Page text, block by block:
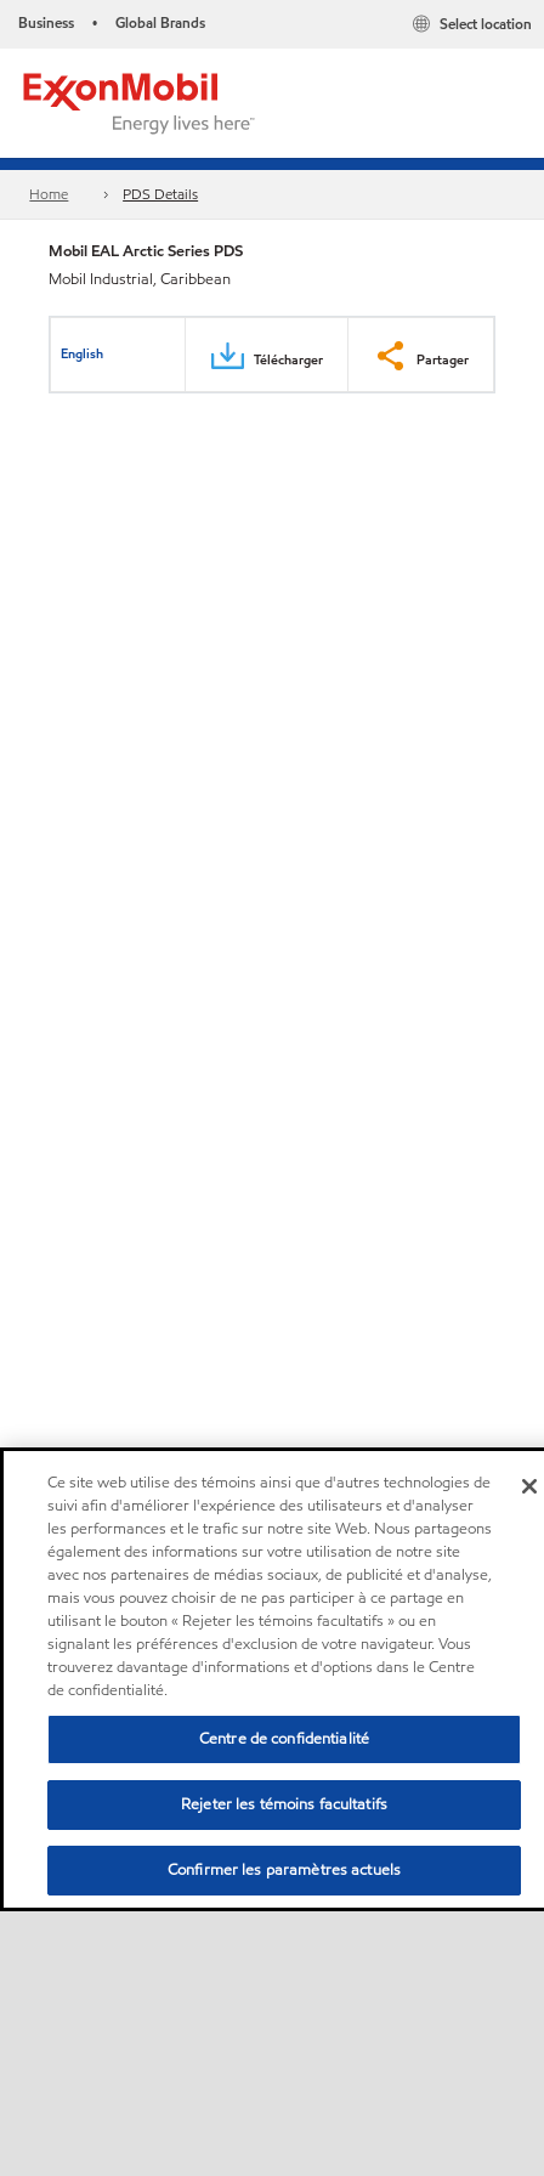
Business • Global Brands Select location
Home PDS Details
Mobil EAL Arctic Series PDS
Mobil Industrial, Caribbean
English Télécharger Partager
Ce site web utilise des témoins ainsi que d'autres technologies de
suivi afin d'améliorer l'expérience des utilisateurs et d'analyser
les performances et le trafic sur notre site Web. Nous partageons
également des informations sur votre utilisation de notre site
avec nos partenaires de médias sociaux, de publicité et d'analyse,
mais vous pouvez choisir de ne pas participer à ce partage en
utilisant le bouton « Rejeter les témoins facultatifs » ou en
signalant les préférences d'exclusion de votre navigateur. Vous
trouverez davantage d'informations et d'options dans le Centre
de confidentialité.
Centre de confidentialité
Rejeter les témoins facultatifs
Confirmer les paramètres actuels